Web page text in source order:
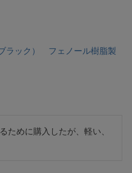
ラック） フェノール樹脂製
ために購入したが、軽い、